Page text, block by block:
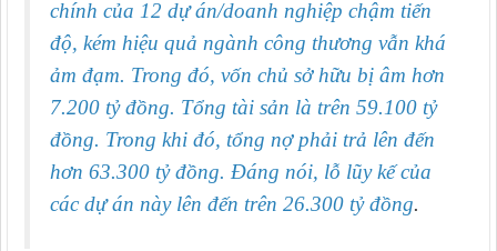
chính của 12 dự án/doanh nghiệp chậm tiến
độ, kém hiệu quả ngành công thương vẫn khá
ảm đạm. Trong đó, vốn chủ sở hữu bị âm hơn
7.200 tỷ đồng. Tổng tài sản là trên 59.100 tỷ
đồng. Trong khi đó, tổng nợ phải trả lên đến
hơn 63.300 tỷ đồng. Đáng nói, lỗ lũy kế của
các dự án này lên đến trên 26.300 tỷ đồng.